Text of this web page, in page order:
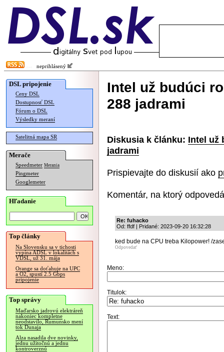
neprihlásený
DSL pripojenie
Ceny DSL
Dostupnosť DSL
Fórum o DSL
Výsledky meraní
Satelitná mapa SR
Merače
Speedmeter Merania
Pingmeter
Googlemeter
Hľadanie
Top články
Na Slovensku sa v tichosti
vypína ADSL v lokalitách s
VDSL, už 31. mája
Orange sa doťahuje na UPC
a O2, spustí 2.5 Gbps
pripojenie
Top správy
Maďarsko jadrovú elektráreň
nakoniec kompletne
neodstavilo, Rumunsko mení
tok Dunaja
Alza nasadila dve novinky,
jednu užitočnú a jednu
kontroverznú
Intel už budúci
288 jadrami
Diskusia k článku: Intel už
jadrami
Prispievajte do diskusií ako
Komentár, na ktorý
Re: fuhacko
Od: ffdf | Pridané: 2023-09-20 16:32:28
ked bude na CPU treba Kilopower! /
Odpovedať
Meno:
Titulok:
Text: